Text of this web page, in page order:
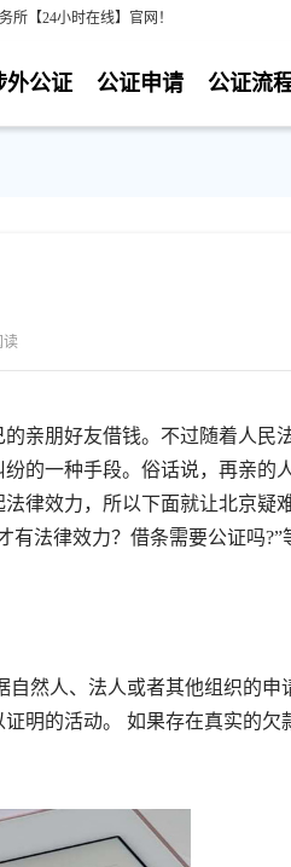
【24小时在线】官网！
公证流
公证申请
外公证
读
亲朋好友借钱。不过随着人民
的一种手段。俗话说，再亲的
律效力，所以下面就让北京疑
法律效力？借条需要公证吗?”
然人、法人或者其他组织的申
明的活动。 如果存在真实的欠